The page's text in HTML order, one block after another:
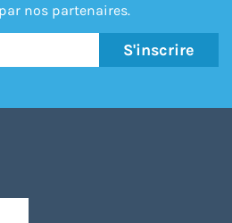
nos partenaires.
S'inscrire